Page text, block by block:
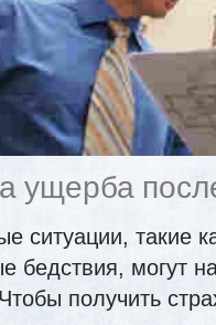
ущерба
ситуации, такие
бедствия, могут
получить